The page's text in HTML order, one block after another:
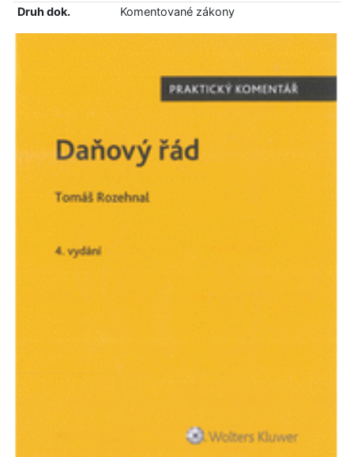
Druh dok.
Komentované zákony